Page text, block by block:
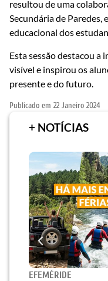
resultou de uma
Secundária de Paredes,
educacional dos
Esta sessão destacou a
visível e inspirou os
presente e do futuro.
Publicado em 22 Janeiro 2024
+ NOTÍCIAS
EFEMÉRIDE